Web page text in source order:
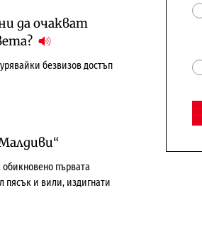
да очакват
безвизов достъп
обикновено първата
пясък и вили, издигнати